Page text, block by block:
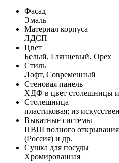
Фасад
Эмаль
Материал корпуса
ЛДСП
Цвет
Белый, Глянцевый, Орех
Стиль
Лофт, Современный
Стеновая панель
ХДФ в цвет столешницы
Столешница
пластиковая; из
Выкатные системы
ПВШ полного
(Россия) и др.
Сушка для посуды
Хромированная